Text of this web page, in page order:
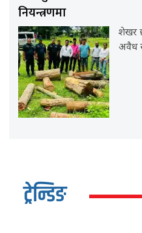
नियन्त्रणमा
शेखर
अवैध
ट्रेन्डिङ